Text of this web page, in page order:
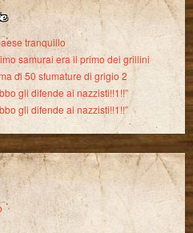
tranquillo
samurai era il primo dei grillini
di 50 sfumature di grigio 2
gli difende ai nazzisti!!1!!”
gli difende ai nazzisti!!1!!”